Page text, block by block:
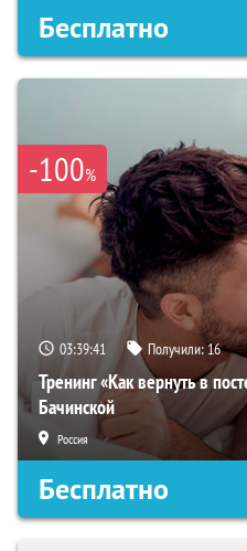
Бесплатно
-100%
03:39:40 Получили:16
Тренинг «Как вернуть в
Бачинской
Россия
Бесплатно